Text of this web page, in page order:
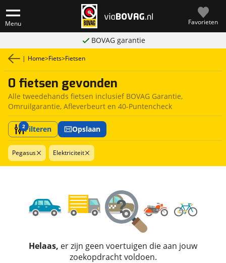
Menu Favorieten
BOVAG garantie
| Home>Fiets>Fietsen
0 fietsen gevonden
Alle tweedehands fietsen inclusief BOVAG Garantie,
Omruilgarantie, Afleverbeurt en 40-Puntencheck
2Filteren Opslaan
Pegasus Elektriciteit
Helaas, er zijn geen voertuigen die aan jouw
zoekopdracht voldoen.